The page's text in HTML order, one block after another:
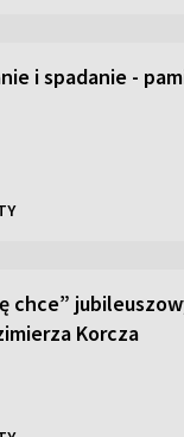
i spadanie -
chce”
Korcza